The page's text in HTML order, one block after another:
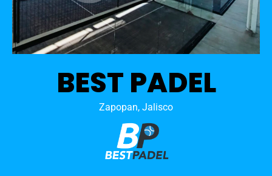
BEST PADEL
Zapopan, Jalisco